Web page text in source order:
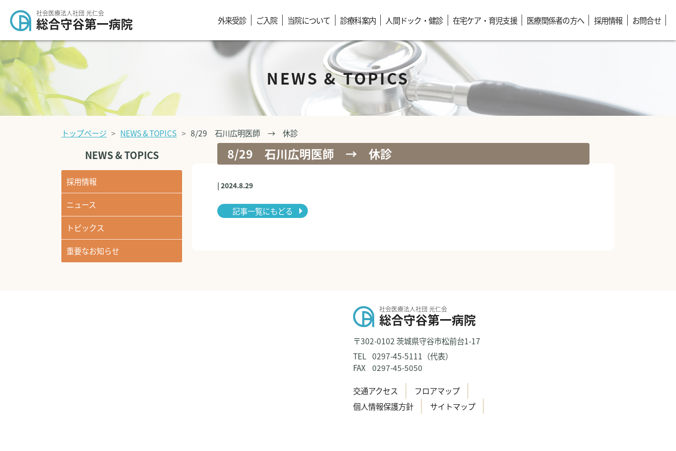
社会医療法人社団 光仁会
総合守谷第一病院 外来受診 ご入院 当院について 診療科案内 人間ドック・健診 在宅ケア・育児支援 医療関係者の方へ 採用情報 お問合せ
NEWS & TOPICS
トップページ NEWS & TOPICS 8/29 石川広明医師 → 休診
8/29 石川広明医師 → 休診
| 2024.8.29
記事一覧にもどる
NEWS & TOPICS
採用情報
ニュース
トピックス
重要なお知らせ
社会医療法人社団 光仁会
総合守谷第一病院
〒302-0102 茨城県守谷市松前台1-17
TEL 0297-45-5111（代表）
FAX
0297-45-5050
交通アクセス
フロアマップ
個人情報保護方針
サイトマップ